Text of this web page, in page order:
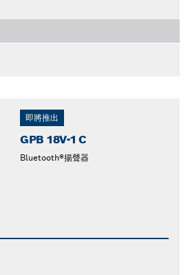
即將推出
GPB 18V-1 C
Bluetooth®揚聲器